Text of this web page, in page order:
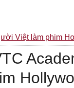
Việt làm phim